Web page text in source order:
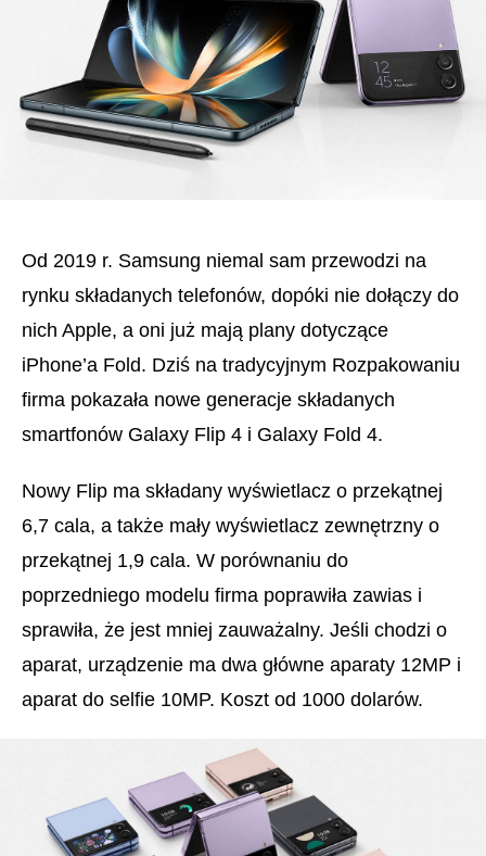
Od 2019 r. Samsung niemal sam przewodzi na
rynku składanych telefonów, dopóki nie dołączy do
nich Apple, a oni już mają plany dotyczące
iPhone’a Fold. Dziś na tradycyjnym Rozpakowaniu
firma pokazała nowe generacje składanych
smartfonów Galaxy Flip 4 i Galaxy Fold 4.
Nowy Flip ma składany wyświetlacz o przekątnej
6,7 cala, a także mały wyświetlacz zewnętrzny o
przekątnej 1,9 cala. W porównaniu do
poprzedniego modelu firma poprawiła zawias i
sprawiła, że jest mniej zauważalny. Jeśli chodzi o
aparat, urządzenie ma dwa główne aparaty 12MP i
aparat do selfie 10MP. Koszt od 1000 dolarów.